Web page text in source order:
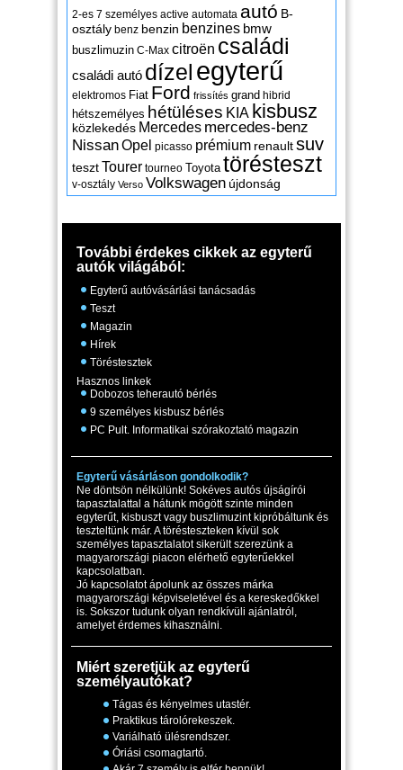
2-es 7 személyes active automata autó B-
osztály benz benzin benzines bmw
buszlimuzin C-Max citroën családi
családi autó dízel egyterű
elektromos Fiat Ford frissítés grand hibrid
hétszemélyes hétüléses KIA kisbusz
közlekedés Mercedes mercedes-benz
NissanOpel picasso prémium renaultsuv
tesztTourer tourneo Toyota törésteszt
v-osztály Verso Volkswagen újdonság
További érdekes cikkek az egyterű
autók világából:
Egyterű autóvásárlási tanácsadás
Teszt
Magazin
Hírek
Töréstesztek
Hasznos linkek
Dobozos teherautó bérlés
9 személyes kisbusz bérlés
PC Pult. Informatikai szórakoztató magazin
Egyterű vásárláson gondolkodik?
Ne döntsön nélkülünk! Sokéves autós újságírói
tapasztalattal a hátunk mögött szinte minden
egyterűt, kisbuszt vagy buszlimuzint kipróbáltunk és
teszteltünk már. A törésteszteken kívül sok
személyes tapasztalatot sikerült szerezünk a
magyarországi piacon elérhető egyterűekkel
kapcsolatban.
Jó kapcsolatot ápolunk az összes márka
magyarországi képviseletével és a kereskedőkkel
is. Sokszor tudunk olyan rendkívüli ajánlatról,
amelyet érdemes kihasználni.
Miért szeretjük az egyterű
személyautókat?
Tágas és kényelmes utastér.
Praktikus tárolórekeszek.
Variálható ülésrendszer.
Óriási csomagtartó.